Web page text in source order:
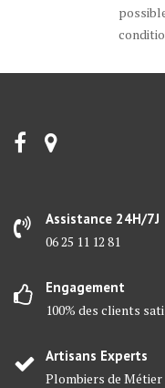
Assistance 24H/7J
06 25 11 12 81
Engagement
100% des clients
Artisans Experts
Plombiers de